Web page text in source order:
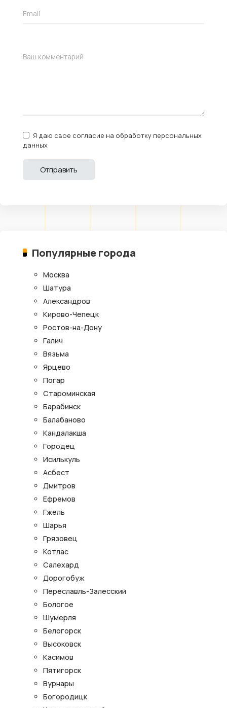
Я даю свое согласие на обработку персональных
данных
Популярные города
Москва
Шатура
Александров
Кирово-Чепецк
Ростов-на-Дону
Галич
Вязьма
Ярцево
Погар
Староминская
Барабинск
Балабаново
Кандалакша
Городец
Исилькуль
Асбест
Дмитров
Ефремов
Гжель
Шарья
Грязовец
Котлас
Салехард
Дорогобуж
Переславль-Залесский
Бологое
Шумерля
Белогорск
Высоковск
Касимов
Пятигорск
Вурнары
Богородицк